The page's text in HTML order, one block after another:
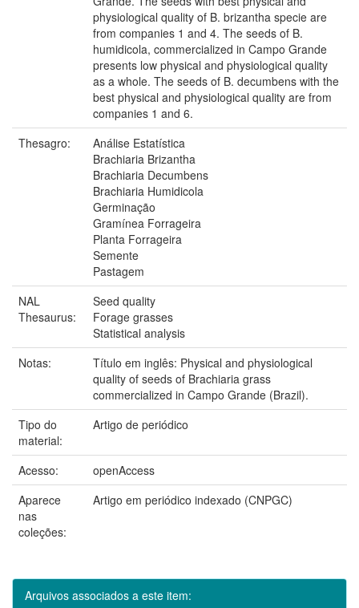
physiological quality of B. brizantha specie are
from companies 1 and 4. The seeds of B.
humidicola, commercialized in Campo Grande
presents low physical and physiological quality
as a whole. The seeds of B. decumbens with the
best physical and physiological quality are from
companies 1 and 6.
Thesagro:
Análise Estatística
Brachiaria Brizantha
Brachiaria Decumbens
Brachiaria Humidicola
Germinação
Gramínea Forrageira
Planta Forrageira
Semente
Pastagem
NAL
Thesaurus:
Seed quality
Forage grasses
Statistical analysis
Notas:
Título em inglês: Physical and physiological
quality of seeds of Brachiaria grass
commercialized in Campo Grande (Brazil).
Tipo do
material:
Artigo de periódico
Acesso:
openAccess
Aparece
nas
coleções:
Artigo em periódico indexado (CNPGC)
Arquivos associados a este item: